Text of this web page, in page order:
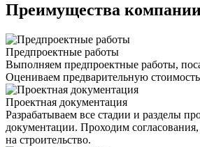
Преимущества
Предпроектные работы
Выполняем предпроектные работы,
Оцениваем предварительную
Проектная документация
Разрабатываем все стадии и разделы
документации. Проходим
на строительство.